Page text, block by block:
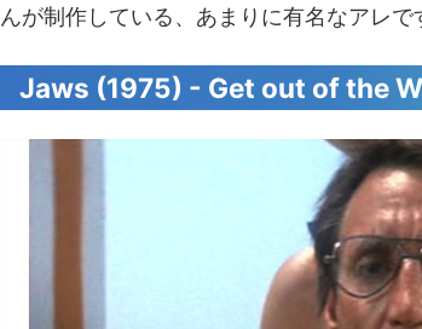
んが制作している、あまりに有名なアレで
Jaws (1975) - Get out of the